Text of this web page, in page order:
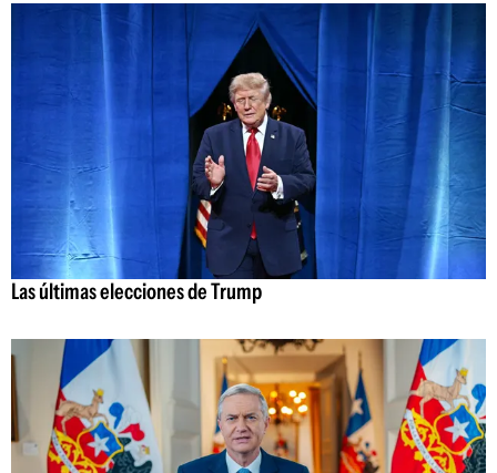
Las últimas elecciones de Trump